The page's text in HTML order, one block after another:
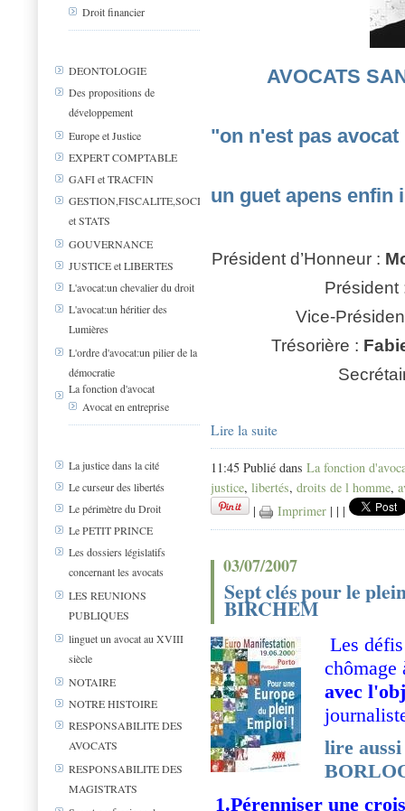
Droit financier
DEONTOLOGIE
Des propositions de
développement
Europe et Justice
EXPERT COMPTABLE
GAFI et TRACFIN
GESTION,FISCALITE,SOCIAL
et STATS
GOUVERNANCE
JUSTICE et LIBERTES
L'avocat:un chevalier du droit
L'avocat:un héritier des
Lumières
L'ordre d'avocat:un pilier de la
démocratie
La fonction d'avocat
Avocat en entreprise
La justice dans la cité
Le curseur des libertés
Le périmètre du Droit
Le PETIT PRINCE
Les dossiers législatifs
concernant les avocats
LES REUNIONS
PUBLIQUES
linguet un avocat au XVIII
siècle
NOTAIRE
NOTRE HISTOIRE
RESPONSABILITE DES
AVOCATS
RESPONSABILITE DES
MAGISTRATS
AVOCATS
"on n'est pas
un guet apens enfin
Président d’Honneur :
Président
Vice-
Trésorière :
Lire la suite
11:45 Publié dans La fonction
justice, libertés, droits de l homme,
|
Imprimer | | |
03/07/2007
Sept clés pour le
BIRCHEM
Les
chômage
avec
lire
1.Pérenniser une